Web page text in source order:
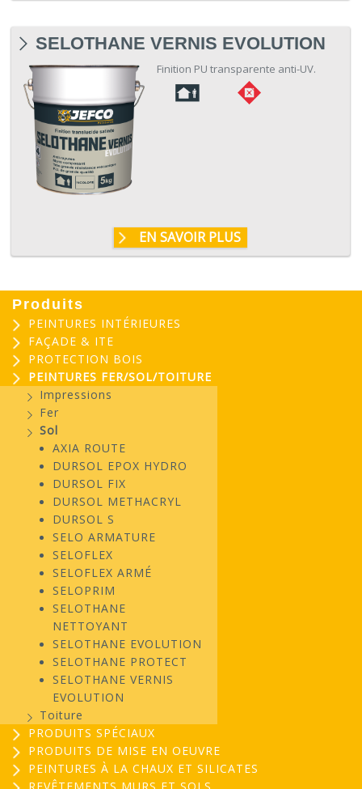
SELOTHANE VERNIS EVOLUTION
Finition PU transparente anti-UV.
EN SAVOIR PLUS
Produits
PEINTURES INTÉRIEURES
FAÇADE & ITE
PROTECTION BOIS
PEINTURES FER/SOL/TOITURE
Impressions
Fer
Sol
AXIA ROUTE
DURSOL EPOX HYDRO
DURSOL FIX
DURSOL METHACRYL
DURSOL S
SELO ARMATURE
SELOFLEX
SELOFLEX ARMÉ
SELOPRIM
SELOTHANE
NETTOYANT
SELOTHANE EVOLUTION
SELOTHANE PROTECT
SELOTHANE VERNIS
EVOLUTION
Toiture
PRODUITS SPÉCIAUX
PRODUITS DE MISE EN OEUVRE
PEINTURES À LA CHAUX ET SILICATES